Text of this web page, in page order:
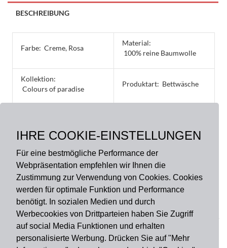
IHRE COOKIE-EINSTELLUNGEN
Für eine bestmögliche Performance der
Webpräsentation empfehlen wir Ihnen die
Zustimmung zur Verwendung von Cookies. Cookies
werden für optimale Funktion und Performance
benötigt. In sozialen Medien und durch
Werbecookies von Drittparteien haben Sie Zugriff
auf social Media Funktionen und erhalten
personalisierte Werbung. Drücken Sie auf "Mehr
BESCHREIBUNG
Farbe: Creme, Rosa
Material:
100% reine Baumwolle
Kollektion:
Colours of paradise
Produktart: Bettwäsche
40 x 80 cm, 80 x 80 cm
Zahlungsart
Versandart